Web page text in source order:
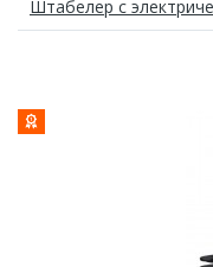
Штабелер с